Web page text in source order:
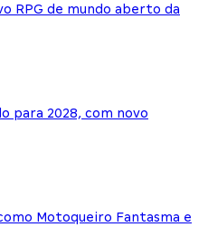
RPG de mundo aberto da
para 2028, com novo
Motoqueiro Fantasma e